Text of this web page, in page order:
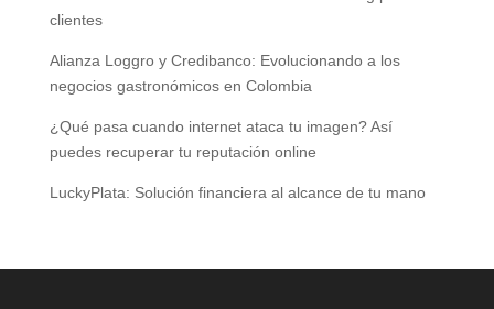
clientes
Alianza Loggro y Credibanco: Evolucionando a los
negocios gastronómicos en Colombia
¿Qué pasa cuando internet ataca tu imagen? Así
puedes recuperar tu reputación online
LuckyPlata: Solución financiera al alcance de tu mano